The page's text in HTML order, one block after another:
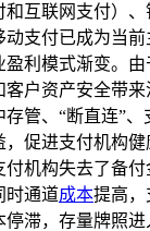
和互联网支付）
支付已成为当前
利模式渐变。由
客户资产安全带
管、“断直连”、
，促进支付机构
付机构失去了备
时通道成本提高，
停滞，存量牌照